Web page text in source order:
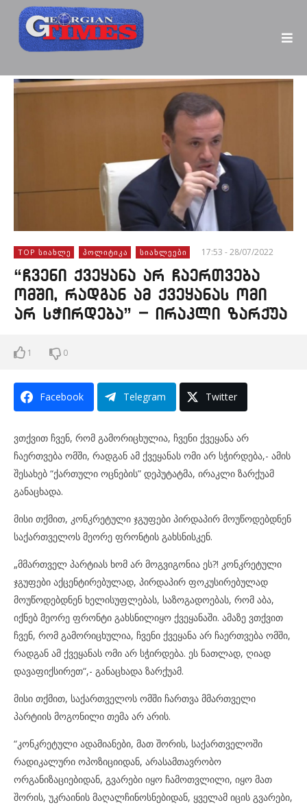
TOP ᲡᲘᲐᲮᲚᲔ ᲞᲝᲚᲘᲢᲘᲙᲐ ᲡᲘᲐᲮᲚᲔᲔᲑᲘ 17:53 - 28/07/2022
“ჩვენი ქვეყანა არ ჩაერთვება
ომში, რადგან ამ ქვეყანას ომი
არ სჭირდება” – ირაკლი ზარქუა
1 0
Facebook Telegram Twitter
ვთქვით ჩვენ, რომ გამორიცხულია, ჩვენი ქვეყანა არ
ჩაერთვება ომში, რადგან ამ ქვეყანას ომი არ სჭირდება,- ამის
შესახებ “ქართული ოცნების” დეპუტატმა, ირაკლი ზარქუამ
განაცხადა.
მისი თქმით, კონკრეტული ჯგუფები პირდაპირ მოუწოდებდნენ
საქართველოს მეორე ფრონტის გახსნისკენ.
„მმართველ პარტიას ხომ არ მოგვიგონია ეს?! კონკრეტული
ჯგუფები აქცენტირებულად, პირდაპირ ფოკუსირებულად
მოუწოდებდნენ ხელისუფლებას, საზოგადოებას, რომ აბა,
იქნებ მეორე ფრონტი გახსნილიყო ქვეყანაში. ამაზე ვთქვით
ჩვენ, რომ გამორიცხულია, ჩვენი ქვეყანა არ ჩაერთვება ომში,
რადგან ამ ქვეყანას ომი არ სჭირდება. ეს ნათლად, ღიად
დავაფიქსირეთ“,- განაცხადა ზარქუამ.
მისი თქმით, საქართველოს ომში ჩართვა მმართველი
პარტიის მოგონილი თემა არ არის.
“კონკრეტული ადამიანები, მათ შორის, საქართველოში
რადიკალური ოპოზიციიდან, არასამთავრობო
ორგანიზაციებიდან, გვარები იყო ჩამოთვლილი, იყო მათ
შორის, უკრაინის მაღალჩინოსნებიდან, ყველამ იცის გვარები,